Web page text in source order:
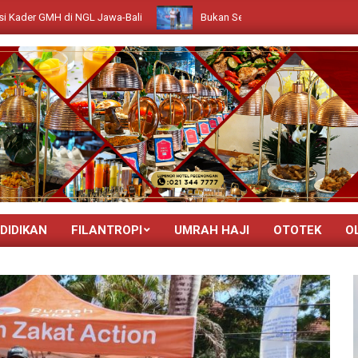
Jawa-Bali Bukan Sekadar Merek: Rahasia Sharp Kuasai Pasar
Primary
Menu
FILANTROPI UMRAH HAJI OTOTEK